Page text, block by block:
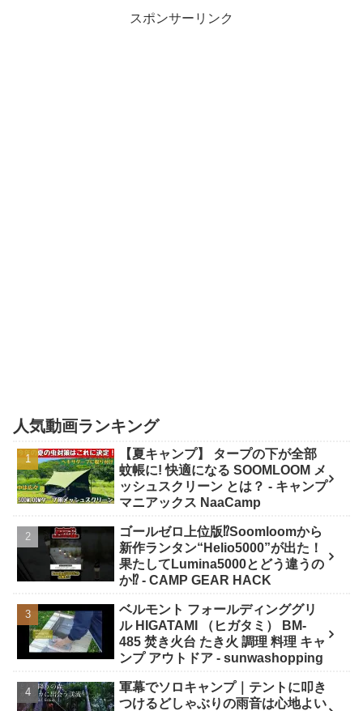
スポンサーリンク
人気動画ランキング
【夏キャンプ】 タープの下が全部
蚊帳に! 快適になる SOOMLOOM メ
ッシュスクリーン とは？ - キャンプ
マニアックス NaaCamp
ゴールゼロ上位版⁉️Soomloomから
新作ランタン“Helio5000”が出た！
果たしてLumina5000とどう違うの
か⁉️ - CAMP GEAR HACK
ベルモント フォールディンググリ
ル HIGATAMI （ヒガタミ） BM-
485 焚き火台 たき火 調理 料理 キャ
ンプ アウトドア - sunwashopping
軍幕でソロキャンプ｜テントに叩き
つけるどしゃぶりの雨音は心地よい